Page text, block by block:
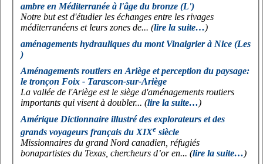
ambre en Méditerranée à l'âge du bronze (L')
Notre but est d'étudier les échanges entre les rivages
méditerranéens et leurs zones de... (lire la suite…)
aménagements hydrauliques du mont Vinaigrier à Nice (Les
)
Aménagements routiers en Ariège et perception du paysage:
le tronçon Foix - Tarascon-sur-Ariège
La vallée de l'Ariège est le siège d'aménagements routiers
importants qui visent à doubler... (lire la suite…)
Amérique Dictionnaire illustré des explorateurs et des
grands voyageurs français du XIXe siècle
Missionnaires du grand Nord canadien, réfugiés
bonapartistes du Texas, chercheurs d’or en... (lire la suite…)